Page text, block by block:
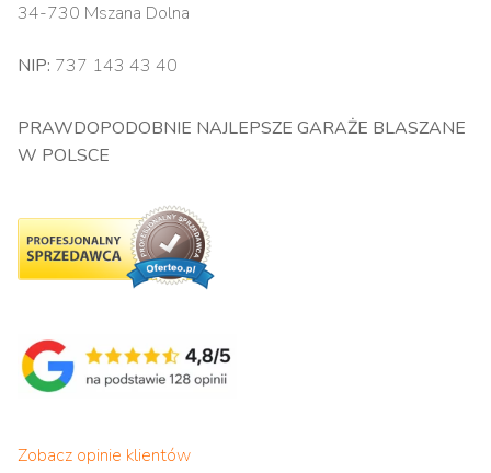
34-730 Mszana Dolna
NIP: 737 143 43 40
PRAWDOPODOBNIE NAJLEPSZE GARAŻE BLASZANE
W POLSCE
Zobacz opinie klientów